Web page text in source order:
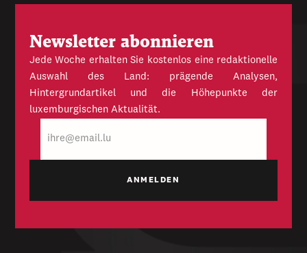
Newsletter abonnieren
Jede Woche erhalten Sie kostenlos eine redaktionelle
Auswahl des Land: prägende Analysen,
Hintergrundartikel und die Höhepunkte der
luxemburgischen Aktualität.
Mail